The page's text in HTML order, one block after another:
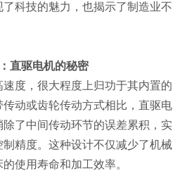
科技的魅力，也揭示了制造业不
直驱电机的秘密
度，很大程度上归功于其内置的
动或齿轮传动方式相比，直驱电
了中间传动环节的误差累积，实
精度。这种设计不仅减少了机械
使用寿命和加工效率。